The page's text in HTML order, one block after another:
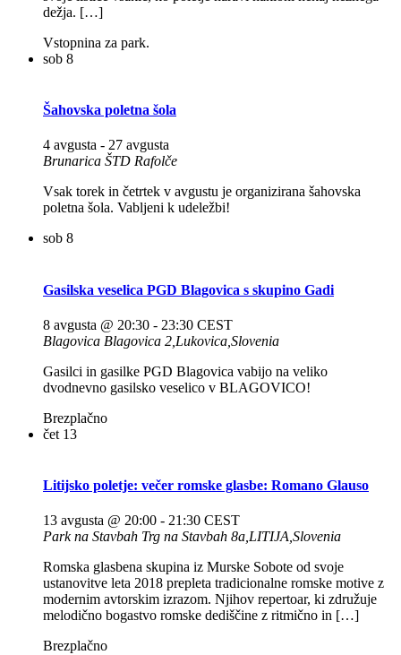
dežja. […]
Vstopnina za park.
sob 8
Šahovska poletna šola
4 avgusta - 27 avgusta
Brunarica ŠTD Rafolče
Vsak torek in četrtek v avgustu je organizirana šahovska
poletna šola. Vabljeni k udeležbi!
sob 8
Gasilska veselica PGD Blagovica s skupino Gadi
8 avgusta @ 20:30 - 23:30 CEST
Blagovica Blagovica 2,Lukovica,Slovenia
Gasilci in gasilke PGD Blagovica vabijo na veliko
dvodnevno gasilsko veselico v BLAGOVICO!
Brezplačno
čet 13
Litijsko poletje: večer romske glasbe: Romano Glauso
13 avgusta @ 20:00 - 21:30 CEST
Park na Stavbah Trg na Stavbah 8a,LITIJA,Slovenia
Romska glasbena skupina iz Murske Sobote od svoje
ustanovitve leta 2018 prepleta tradicionalne romske motive z
modernim avtorskim izrazom. Njihov repertoar, ki združuje
melodično bogastvo romske dediščine z ritmično in […]
Brezplačno